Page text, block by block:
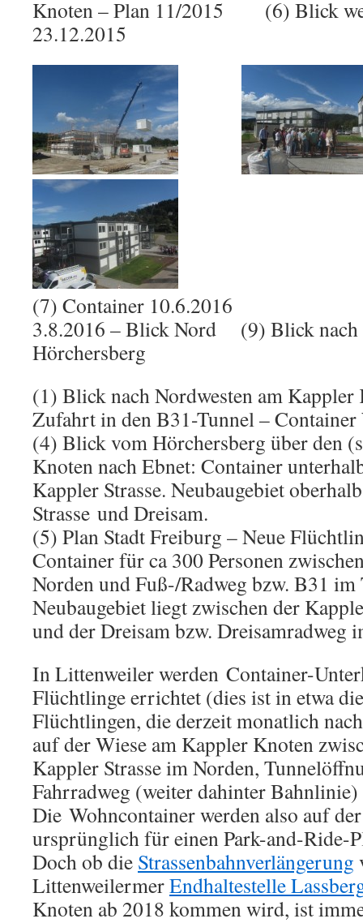
Knoten – Plan 11/2015 (6) Blick
23.12.2015
(7) Container 10.6.2016
3.8.2016 – Blick Nord (9) Blick nach
Hörchersberg
(1) Blick nach Nordwesten am Kappler
Zufahrt in den B31-Tunnel – Container
(4) Blick vom Hörchersberg über den
Knoten nach Ebnet: Container
Kappler Strasse. Neubaugebiet
Strasse und Dreisam.
(5) Plan Stadt Freiburg – Neue
Container für ca 300 Personen
Norden und Fuß-/Radweg bzw. B31 im
Neubaugebiet liegt zwischen der
und der Dreisam bzw. Dreisamradweg
In Littenweiler werden Container-
Flüchtlinge errichtet (dies ist in etwa
Flüchtlingen, die derzeit monatlich
auf der Wiese am Kappler Knoten
Kappler Strasse im Norden,
Fahrradweg (weiter dahinter
Die Wohncontainer werden also auf
ursprünglich für einen Park-and-Ride-
Doch ob die Strassenbahnverlängerung
LittenweilermerEndhaltestelle
Knoten ab 2018 kommen wird, ist